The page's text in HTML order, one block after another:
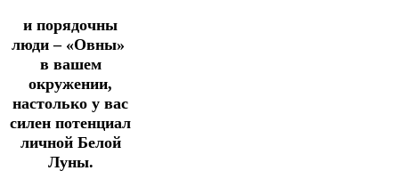
и порядочны
люди – «Овны»
в вашем
окружении,
настолько у вас
силен потенциал
личной Белой
Луны.